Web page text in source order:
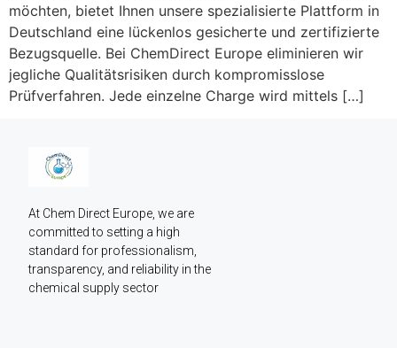
möchten, bietet Ihnen unsere spezialisierte Plattform in
Deutschland eine lückenlos gesicherte und zertifizierte
Bezugsquelle. Bei ChemDirect Europe eliminieren wir
jegliche Qualitätsrisiken durch kompromisslose
Prüfverfahren. Jede einzelne Charge wird mittels […]
At Chem Direct Europe, we are
committed to setting a high
standard for professionalism,
transparency, and reliability in the
chemical supply sector